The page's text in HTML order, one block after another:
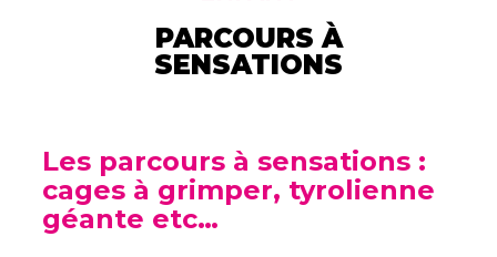
PARCOURS À
SENSATIONS
Les parcours à sensations :
cages à grimper, tyrolienne
géante etc…